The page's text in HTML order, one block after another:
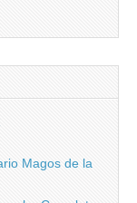
Magos de la